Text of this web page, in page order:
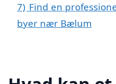
7) Find en
byer nær Bælum